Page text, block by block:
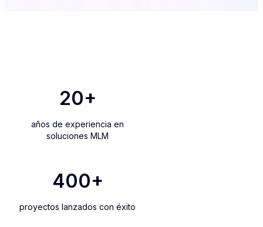
20+
años de experiencia en
soluciones MLM
400+
proyectos lanzados con éxito